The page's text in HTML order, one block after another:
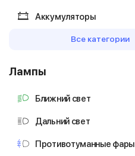
Аккумуляторы
Все категории
Лампы
Ближний свет
Дальний свет
Противотуманные фары